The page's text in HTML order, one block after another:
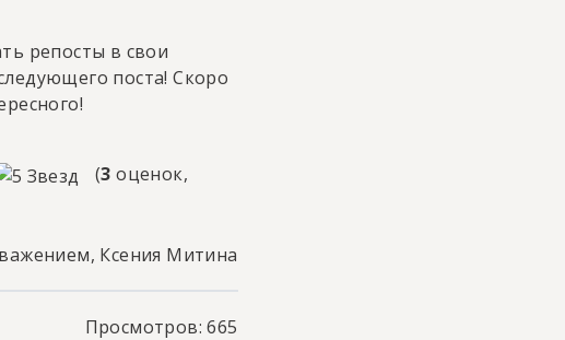
репосты в свои
поста! Скоро
(3 оценок,
Ксения Митина
Просмотров: 665